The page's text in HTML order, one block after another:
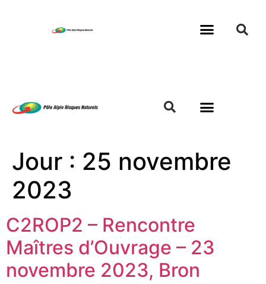
Jour : 25 novembre
2023
C2ROP2 – Rencontre
Maîtres d’Ouvrage – 23
novembre 2023, Bron